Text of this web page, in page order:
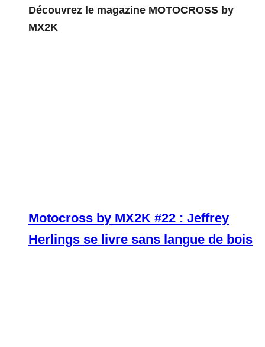
Découvrez le magazine MOTOCROSS by
MX2K
Motocross by MX2K #22 : Jeffrey
Herlings se livre sans langue de bois